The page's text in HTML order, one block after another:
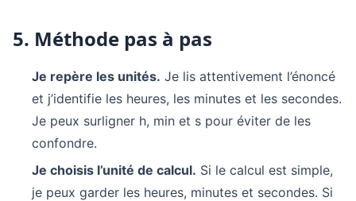
5. Méthode pas à pas
Je repère les unités. Je lis attentivement l’énoncé
et j’identifie les heures, les minutes et les secondes.
Je peux surligner h, min et s pour éviter de les
confondre.
Je choisis l’unité de calcul. Si le calcul est simple,
je peux garder les heures, minutes et secondes. Si